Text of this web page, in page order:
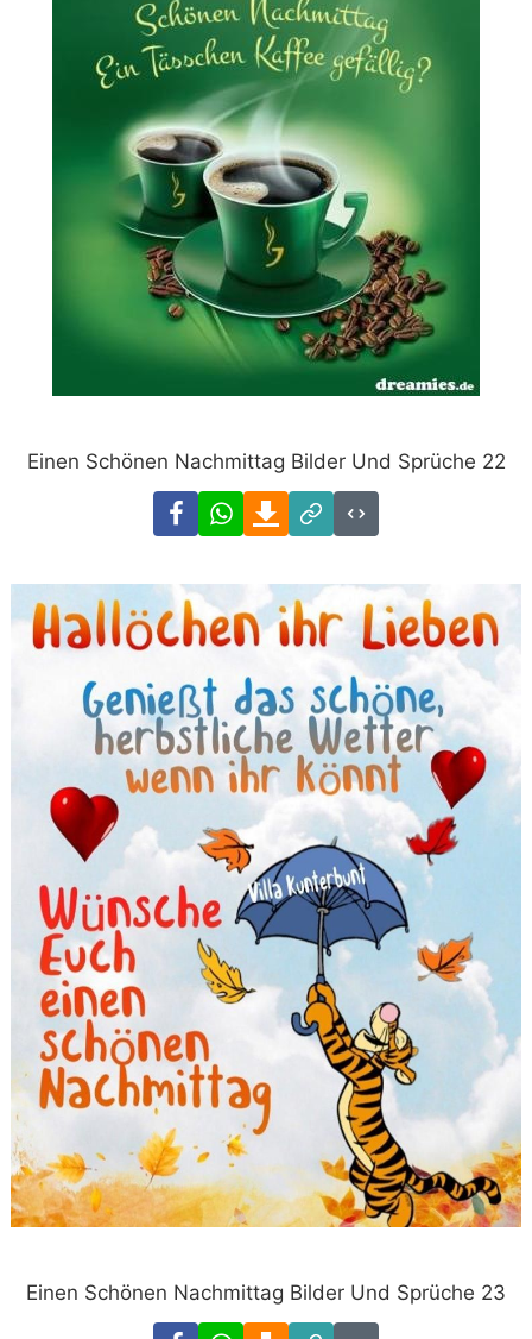
Einen Schönen Nachmittag Bilder Und Sprüche 22
FacebookWhatsAppDownload
Link
Code
Einen Schönen Nachmittag Bilder Und Sprüche 23